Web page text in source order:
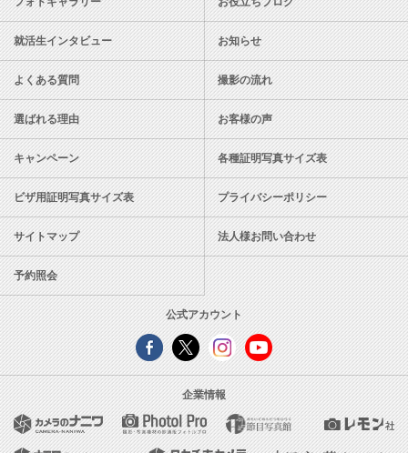
就活生インタビュー お知らせ
よくある質問 撮影の流れ
選ばれる理由 お客様の声
キャンペーン 各種証明写真サイズ表
ビザ用証明写真サイズ表 プライバシーポリシー
サイトマップ 法人様お問い合わせ
予約照会
公式アカウント
企業情報